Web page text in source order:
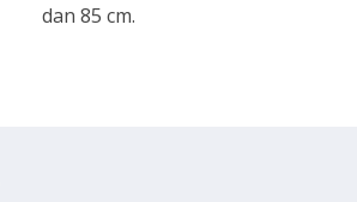
dan 85 cm.